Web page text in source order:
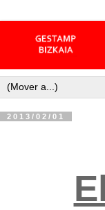
2013/02/01